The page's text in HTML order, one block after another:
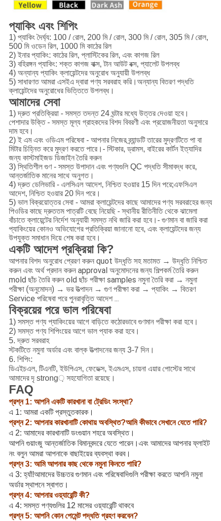
প্যাকিং এবং শিপিং
1) প্যাকিং দৈর্ঘ্য: 100 / রোল, 200 মি / রোল, 300 মি / রোল, 305 মি / রোল,
500 মি ওডেন রিল, 1000 মি কাঠের রিল
2) ইনার প্যাকিং: কাঠের রিল, প্লাস্টিকের রিল, এবং কাগজ রিল
3) বহিরঙ্গন প্যাকিং: শক্ত কাগজ বাক্স, টান আউট বক্স, প্যালেট উপলব্ধ
4) অন্যান্য প্যাকিং ক্লায়েন্টদের অনুরোধ অনুযায়ী উপলব্ধ
5) সাধারণত আমরা এসইএ দ্বারা পণ্য সরবরাহ করি।অন্যান্য বিতরণ পদ্ধতি
ক্লায়েন্টদের অনুরোধের ভিত্তিতে উপলব্ধ।
আমাদের সেবা
1) দ্রুত প্রতিক্রিয়া - সমস্ত তদন্ত 24 ঘন্টার মধ্যে উত্তর দেওয়া হবে।
পেশাদার উক্তি - সমস্ত মূল্য গ্রাহকদের বিশদ বিবরণী এবং প্রয়োজনীয়তা অনুসারে
দাম হবে।
2) ই এম এবং ওডিএম পরিষেবা - আপনার নিজের ব্র্যান্ডটি তারের মুদ্রণটিতে পা বা
মিটার চিহ্নিত করে মুদ্রণ করতে পারে।- স্টিকার, ড্রামস, বাইরের কার্টন ইত্যাদির
জন্য কাস্টমাইজড ডিজাইন তৈরি করুন
3) স্থিতিশীল গুণ - সমস্ত উপাদান এবং পণ্যগুলি QC পদ্ধতি সীমাবদ্ধ করে,
আন্তর্জাতিক মানের সাথে অনুগত।
4) দ্রুত ডেলিভারি - এলসিএল আদেশ, নিশ্চিত হওয়ার 15 দিন পরে;এফসিএল
আদেশ, নিশ্চিত হওয়ার 20 দিন পরে।
5) ভাল বিক্রয়োত্তর সেবা - আমরা ক্লায়েন্টদের কাছে আমাদের পণ্য সরবরাহের জন্য
পিওডির কাছে দ্রুততম পাত্রটি বেছে নিয়েছি - স্থানীয় রীতিনীতি থেকে ঝামেলা
বাঁচাতে ক্লায়েন্টের নির্দেশ অনুযায়ী সমস্ত নথি জারি করা হবে।- গুণমান বা জারি করা
প্যাকিংয়ের কোনও অভিযোগের প্রতিক্রিয়া জানানো হবে, এবং ক্লায়েন্টদের জন্য
উপযুক্ত সমাধান দিয়ে শেষ করা হবে।
একটি আদেশ প্রক্রিয়া কি?
আপনার বিশদ অনুরোধ প্রেরণ করুন quot উদ্ধৃতি সহ মতামত → উদ্ধৃতি নিশ্চিত
করুন এবং অর্থ প্রদান করুন approval অনুমোদনের জন্য শিল্পকর্ম তৈরি করুন
mold ছাঁচ তৈরি করুন old ছাঁচ পরীক্ষা samples নমুনা তৈরি করা → নমুনা
পরীক্ষা (অনুমোদন) → ভর উত্পাদন → গুণ পরীক্ষা করা → প্যাকিং → বিতরণ
Service পরিষেবা পরে পুনরাবৃত্তি আদেশ ...
বিক্রয়ের পরে ভাল পরিষেবা
1) সমস্ত পণ্য প্যাকিংয়ের আগে বাড়িতে কঠোরভাবে গুণমান পরীক্ষা করা হবে।
2) সমস্ত পণ্য শিপিংয়ের আগে ভাল প্যাক করা হবে।
5. দ্রুত সরবরাহ
স্টকটিতে নমুনা অর্ডার এবং বাল্ক উত্পাদনের জন্য 3-7 দিন।
6. শিপিং:
ডিএইচএল, টিএনটি, ইউপিএস, ফেডেক্স, ইএমএস, চায়না এয়ার পোস্টের সাথে
আমাদের দৃ strong় সহযোগিতা রয়েছে।
FAQ
প্রশ্ন 1: আপনি একটি কারখানা বা ট্রেডিং সংস্থা?
এ 1: আমরা একটি প্রস্তুতকারক।
প্রশ্ন 2: আপনার কারখানাটি কোথায় অবস্থিত?আমি কীভাবে সেখানে যেতে পারি?
এ 2: আমাদের কারখানাটি ডংগুয়ান শহরে অবস্থিত।
আপনি গুয়াংজু আন্তর্জাতিক বিমানবন্দরে যেতে পারেন।এবং আমাদের আপনার ফ্লাইট
নং বলুন আমরা আপনাকে বাছাইয়ের ব্যবস্থা করব।
প্রশ্ন 3: আমি আপনার কাছ থেকে নমুনা কিনতে পারি?
এ 3: হ্যাঁ!আমাদের উচ্চতর গুণমান এবং পরিষেবাদিগুলি পরীক্ষা করতে আপনি নমুনা
অর্ডার স্থাপনে স্বাগত।
প্রশ্ন 4: আপনার ওয়্যারেন্টি কী?
এ 4: সমস্ত পণ্যগুলির 12 মাসের ওয়্যারেন্টি থাকবে
প্রশ্ন 5: আপনি কোন পেমেন্ট পদ্ধতি গ্রহণ করবেন?